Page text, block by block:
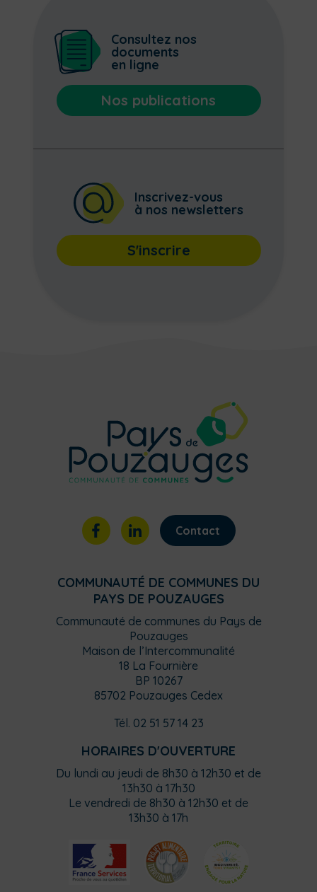
Consultez nos
documents
en ligne
Nos publications
Inscrivez-vous
à nos newsletters
S'inscrire
Contact
COMMUNAUTÉ DE COMMUNES DU
PAYS DE POUZAUGES
Communauté de communes du Pays de
Pouzauges
Maison de l’Intercommunalité
18 La Fournière
BP 10267
85702 Pouzauges Cedex
Tél. 02 51 57 14 23
HORAIRES D'OUVERTURE
Du lundi au jeudi de 8h30 à 12h30 et de
13h30 à 17h30
Le vendredi de 8h30 à 12h30 et de
13h30 à 17h